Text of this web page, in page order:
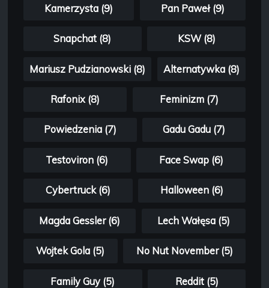
Kamerzysta (9) Pan Paweł (9)
Snapchat (8) KSW (8)
Mariusz Pudzianowski (8) Alternatywka (8)
Rafonix (8) Feminizm (7)
Powiedzenia (7) Gadu Gadu (7)
Testoviron (6) Face Swap (6)
Cybertruck (6) Halloween (6)
Magda Gessler (6) Lech Wałęsa (5)
Wojtek Gola (5) No Nut November (5)
Family Guy (5) Reddit (5)